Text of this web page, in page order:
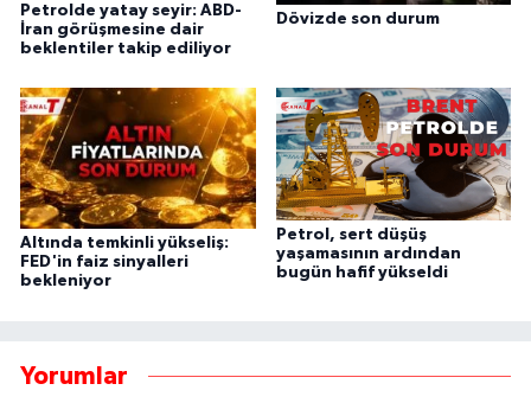
Petrolde yatay seyir: ABD-
İran görüşmesine dair
beklentiler takip ediliyor
Dövizde son durum
Altında temkinli yükseliş:
FED'in faiz sinyalleri
bekleniyor
Petrol, sert düşüş
yaşamasının ardından
bugün hafif yükseldi
Yorumlar